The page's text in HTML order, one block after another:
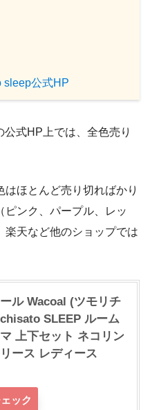
sleep公式HP
式HP上では、全色売り
ほとんど売り切ればかり
ピンク、パープル、レッ
楽天など他のショップでは
ル Wacoal (ツモリチ
SLEEP ルーム
上下セット ネコリン
ース レディース
ック